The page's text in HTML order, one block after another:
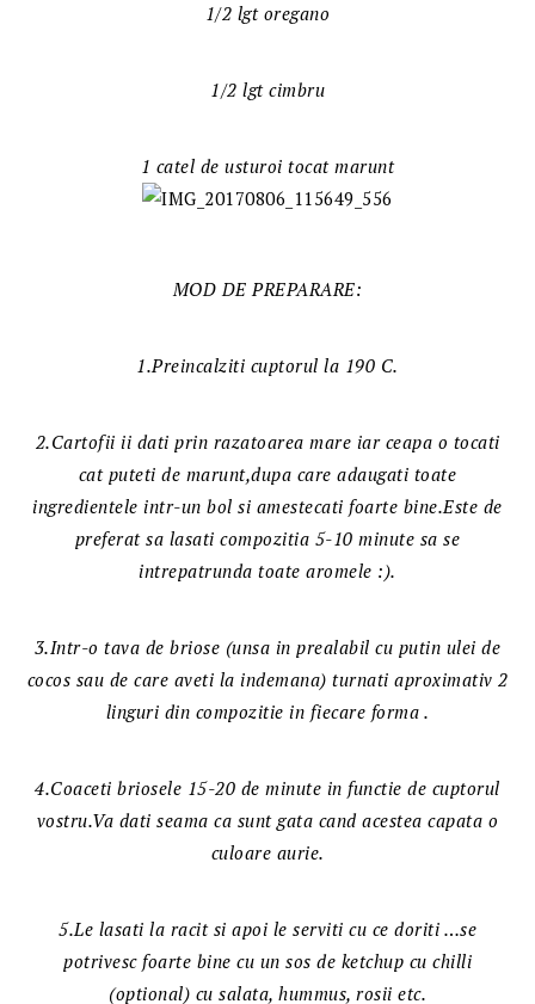
1/2 lgt oregano
1/2 lgt cimbru
1 catel de usturoi tocat marunt
MOD DE PREPARARE:
1.Preincalziti cuptorul la 190 C.
2.Cartofii ii dati prin razatoarea mare iar ceapa o tocati
cat puteti de marunt,dupa care adaugati toate
ingredientele intr-un bol si amestecati foarte bine.Este de
preferat sa lasati compozitia 5-10 minute sa se
intrepatrunda toate aromele :).
3.Intr-o tava de briose (unsa in prealabil cu putin ulei de
cocos sau de care aveti la indemana) turnati aproximativ 2
linguri din compozitie in fiecare forma .
4.Coaceti briosele 15-20 de minute in functie de cuptorul
vostru.Va dati seama ca sunt gata cand acestea capata o
culoare aurie.
5.Le lasati la racit si apoi le serviti cu ce doriti …se
potrivesc foarte bine cu un sos de ketchup cu chilli
(optional) cu salata, hummus, rosii etc.